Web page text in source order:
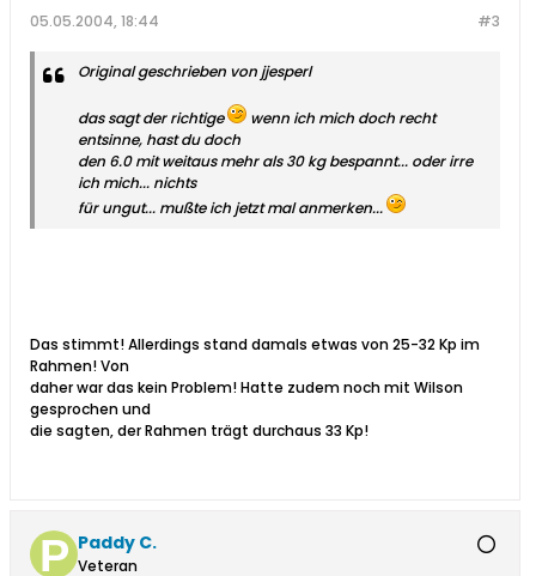
#3
05.05.2004, 18:44
Original geschrieben von jjesperl
das sagt der richtige
wenn ich mich doch recht
entsinne, hast du doch
den 6.0 mit weitaus mehr als 30 kg bespannt... oder irre
ich mich... nichts
für ungut... mußte ich jetzt mal anmerken...
Das stimmt! Allerdings stand damals etwas von 25-32 Kp im
Rahmen! Von
daher war das kein Problem! Hatte zudem noch mit Wilson
gesprochen und
die sagten, der Rahmen trägt durchaus 33 Kp!
Paddy C.
Veteran